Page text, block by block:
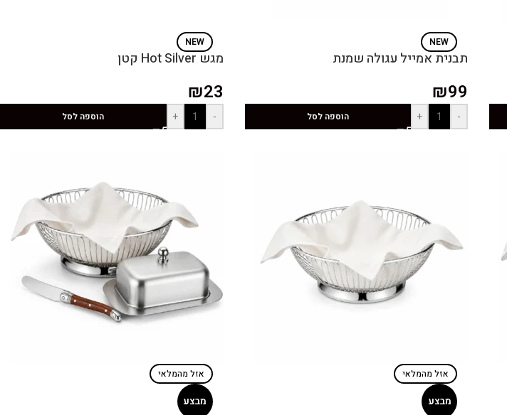
NEW
תבנית אמייל עגולה שמנת
₪99
-
+ הוספה לסל
NEW
מגש Hot Silver קטן
₪23
-
+ הוספה לסל
מבצע
אזל מהמלאי
מבצע
אזל מהמלאי